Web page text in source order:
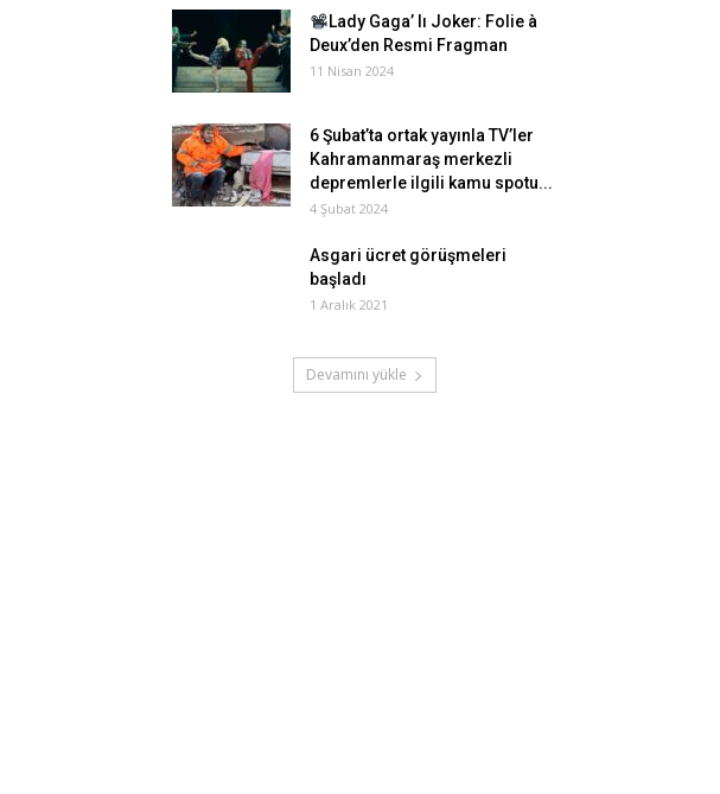
Lady Gaga’ lı Joker: Folie à
Deux’den Resmi Fragman
11 Nisan 2024
6 Şubat’ta ortak yayınla TV’ler
Kahramanmaraş merkezli
depremlerle ilgili kamu spotu...
4 Şubat 2024
Asgari ücret görüşmeleri
başladı
1 Aralık 2021
Devamını yükle